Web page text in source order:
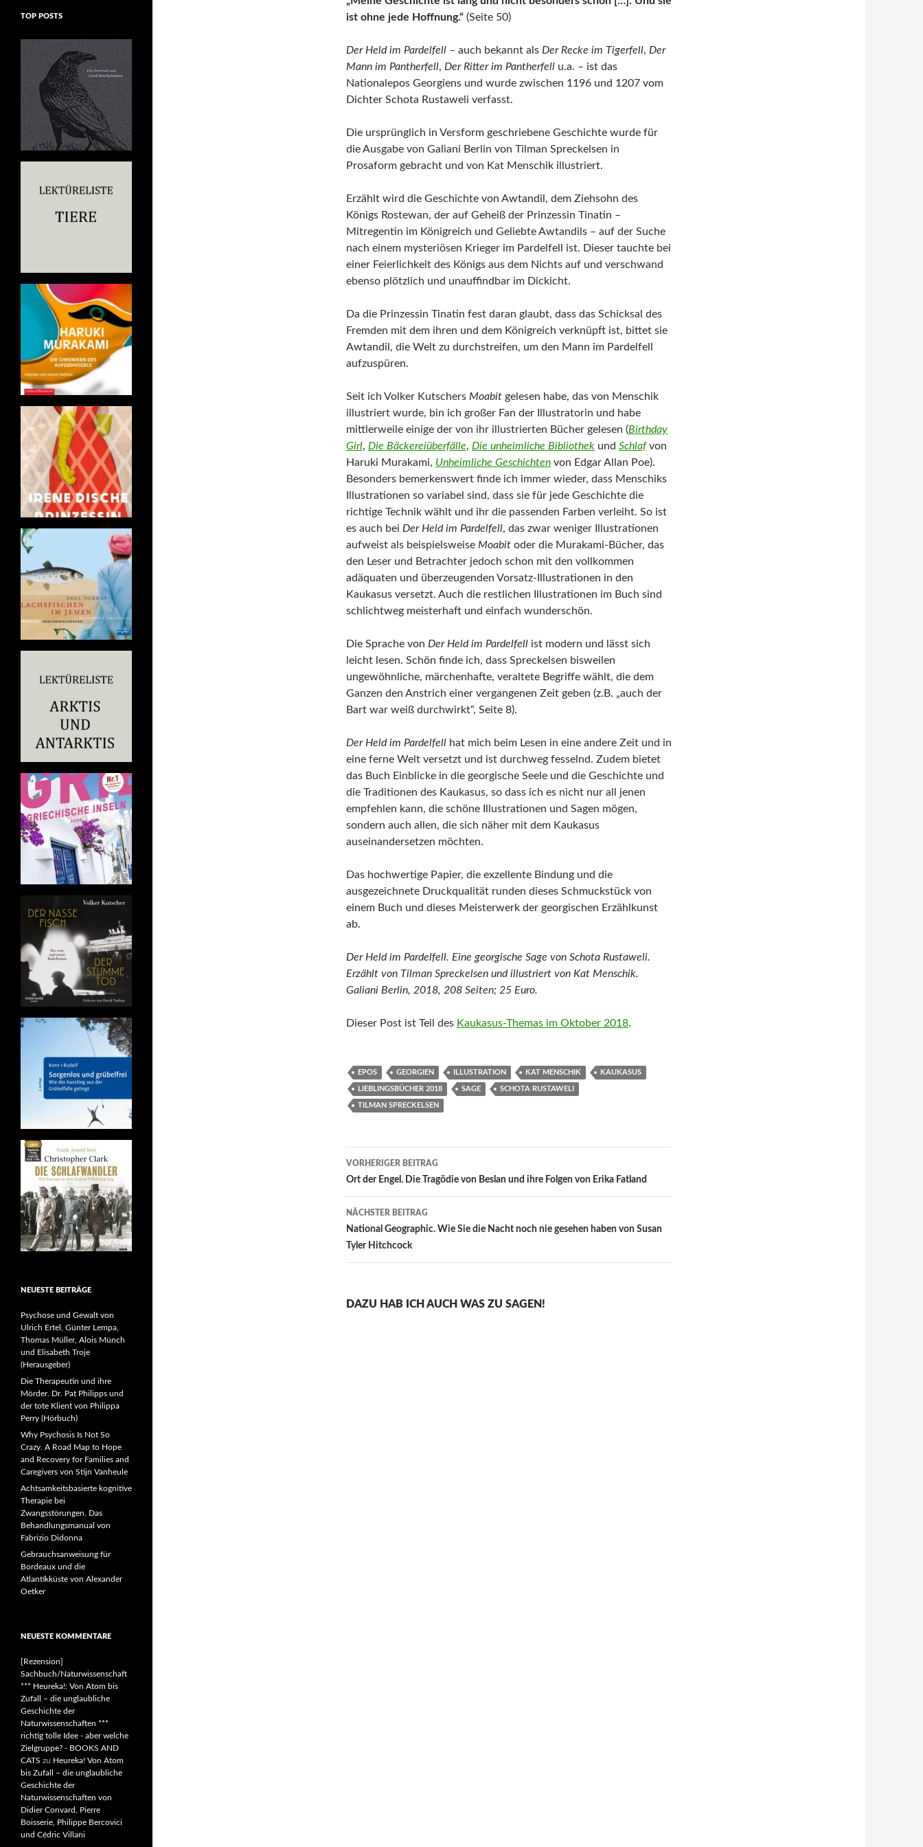
ist ohne jede Hoffnung.“ (Seite 50)
Der Held im Pardelfell – auch bekannt als Der Recke im Tigerfell, Der
Mann im Pantherfell, Der Ritter im Pantherfell u.a. – ist das
Nationalepos Georgiens und wurde zwischen 1196 und 1207 vom
Dichter Schota Rustaweli verfasst.
Die ursprünglich in Versform geschriebene Geschichte wurde für
die Ausgabe von Galiani Berlin von Tilman Spreckelsen in
Prosaform gebracht und von Kat Menschik illustriert.
Erzählt wird die Geschichte von Awtandil, dem Ziehsohn des
Königs Rostewan, der auf Geheiß der Prinzessin Tinatin –
Mitregentin im Königreich und Geliebte Awtandils – auf der Suche
nach einem mysteriösen Krieger im Pardelfell ist. Dieser tauchte bei
einer Feierlichkeit des Königs aus dem Nichts auf und verschwand
ebenso plötzlich und unauffindbar im Dickicht.
Da die Prinzessin Tinatin fest daran glaubt, dass das Schicksal des
Fremden mit dem ihren und dem Königreich verknüpft ist, bittet sie
Awtandil, die Welt zu durchstreifen, um den Mann im Pardelfell
aufzuspüren.
Seit ich Volker Kutschers Moabit gelesen habe, das von Menschik
illustriert wurde, bin ich großer Fan der Illustratorin und habe
mittlerweile einige der von ihr illustrierten Bücher gelesen (Birthday
Girl, Die Bäckereiüberfälle, Die unheimliche Bibliothek und Schlafvon
Haruki Murakami, Unheimliche Geschichten von Edgar Allan Poe).
Besonders bemerkenswert finde ich immer wieder, dass Menschiks
Illustrationen so variabel sind, dass sie für jede Geschichte die
richtige Technik wählt und ihr die passenden Farben verleiht. So ist
es auch bei Der Held im Pardelfell, das zwar weniger Illustrationen
aufweist als beispielsweise Moabit oder die Murakami-Bücher, das
den Leser und Betrachter jedoch schon mit den vollkommen
adäquaten und überzeugenden Vorsatz-Illustrationen in den
Kaukasus versetzt. Auch die restlichen Illustrationen im Buch sind
schlichtweg meisterhaft und einfach wunderschön.
Die Sprache von Der Held im Pardelfell ist modern und lässt sich
leicht lesen. Schön finde ich, dass Spreckelsen bisweilen
ungewöhnliche, märchenhafte, veraltete Begriffe wählt, die dem
Ganzen den Anstrich einer vergangenen Zeit geben (z.B. „auch der
Bart war weiß durchwirkt“, Seite 8).
Der Held im Pardelfell hat mich beim Lesen in eine andere Zeit und in
eine ferne Welt versetzt und ist durchweg fesselnd. Zudem bietet
das Buch Einblicke in die georgische Seele und die Geschichte und
die Traditionen des Kaukasus, so dass ich es nicht nur all jenen
empfehlen kann, die schöne Illustrationen und Sagen mögen,
sondern auch allen, die sich näher mit dem Kaukasus
auseinandersetzen möchten.
Das hochwertige Papier, die exzellente Bindung und die
ausgezeichnete Druckqualität runden dieses Schmuckstück von
einem Buch und dieses Meisterwerk der georgischen Erzählkunst
ab.
Der Held im Pardelfell. Eine georgische Sage von Schota Rustaweli.
Erzählt von Tilman Spreckelsen und illustriert von Kat Menschik.
Galiani Berlin, 2018, 208 Seiten; 25 Euro.
Dieser Post ist Teil des Kaukasus-Themas im Oktober 2018.
EPOS GEORGIEN ILLUSTRATION KAT MENSCHIK KAUKASUS
LIEBLINGSBÜCHER 2018 SAGE SCHOTA RUSTAWELI
TILMAN SPRECKELSEN
Beitragsnavigation
VORHERIGER BEITRAG
Ort der Engel. Die Tragödie von Beslan und ihre Folgen von Erika Fatland
NÄCHSTER BEITRAG
National Geographic. Wie Sie die Nacht noch nie gesehen haben von Susan
Tyler Hitchcock
DAZU HAB ICH AUCH WAS ZU SAGEN!
TOP POSTS
NEUESTE BEITRÄGE
Psychose und Gewalt von
Ulrich Ertel, Günter Lempa,
Thomas Müller, Alois Münch
und Elisabeth Troje
(Herausgeber)
Die Therapeutin und ihre
Mörder. Dr. Pat Philipps und
der tote Klient von Philippa
Perry (Hörbuch)
Why Psychosis Is Not So
Crazy. A Road Map to Hope
and Recovery for Families and
Caregivers von Stijn Vanheule
Achtsamkeitsbasierte kognitive
Therapie bei
Zwangsstörungen. Das
Behandlungsmanual von
Fabrizio Didonna
Gebrauchsanweisung für
Bordeaux und die
Atlantikküste von Alexander
Oetker
NEUESTE KOMMENTARE
[Rezension]
Sachbuch/Naturwissenschaft
*** Heureka!: Von Atom bis
Zufall – die unglaubliche
Geschichte der
Naturwissenschaften ***
richtig tolle Idee - aber welche
Zielgruppe? - BOOKS AND
CATS zu Heureka! Von Atom
bis Zufall – die unglaubliche
Geschichte der
Naturwissenschaften von
Didier Convard, Pierre
Boisserie, Philippe Bercovici
und Cédric Villani